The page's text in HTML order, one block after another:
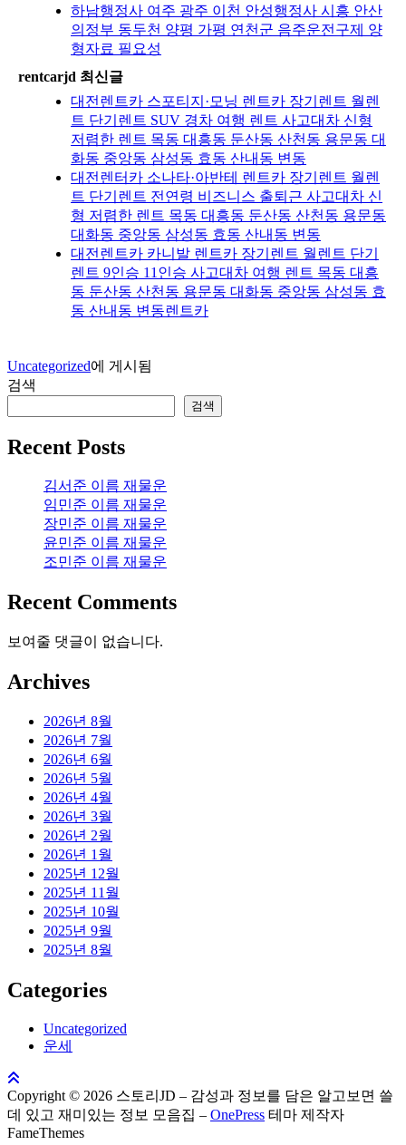
하남행정사 여주 광주 이천 안성행정사 시흥 안산
의정부 동두천 양평 가평 연천군 음주운전구제 양
형자료 필요성
rentcarjd 최신글
대전렌트카 스포티지·모닝 렌트카 장기렌트 월렌
트 단기렌트 SUV 경차 여행 렌트 사고대차 신형
저렴한 렌트 목동 대흥동 둔산동 산천동 용문동 대
화동 중앙동 삼성동 효동 산내동 변동
대전렌터카 소나타·아반테 렌트카 장기렌트 월렌
트 단기렌트 전연령 비즈니스 출퇴근 사고대차 신
형 저렴한 렌트 목동 대흥동 둔산동 산천동 용문동
대화동 중앙동 삼성동 효동 산내동 변동
대전렌트카 카니발 렌트카 장기렌트 월렌트 단기
렌트 9인승 11인승 사고대차 여행 렌트 목동 대흥
동 둔산동 산천동 용문동 대화동 중앙동 삼성동 효
동 산내동 변동렌트카
Uncategorized에 게시됨
검색
검색
Recent Posts
김서준 이름 재물운
임민준 이름 재물운
장민준 이름 재물운
윤민준 이름 재물운
조민준 이름 재물운
Recent Comments
보여줄 댓글이 없습니다.
Archives
2026년 8월
2026년 7월
2026년 6월
2026년 5월
2026년 4월
2026년 3월
2026년 2월
2026년 1월
2025년 12월
2025년 11월
2025년 10월
2025년 9월
2025년 8월
Categories
Uncategorized
운세
Copyright © 2026 스토리JD – 감성과 정보를 담은 알고보면 쓸
데 있고 재미있는 정보 모음집 – OnePress 테마 제작자
FameThemes